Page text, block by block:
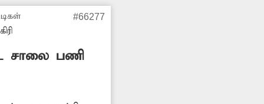
சம்பந்தப்பட்ட
தார்சாலை
-சுரேஷ், பாச்சல்.
#66277
சாலை பணி